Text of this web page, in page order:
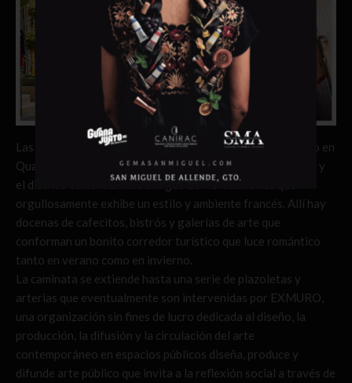
Las calles de Quebec City son un museo vivo. Compruébalo en
Quartier Petit-Champlain, la calle más visitada del destino y
el distrito comercial más antiguo de Norteamérica que
orgullosamente exhibe un estilo y ambiente francés. Allí hay
docenas de cafecitos, bistrós y galerías de arte que
conforman un bonito corredor turístico que luce romántico
tanto en verano como en invierno.
La caminata se extiende hasta una serie de plazoletas y
arterias que eventualmente son intervenidas por EXMURO,
una organización sin fines de lucro dedicada al diseño, la
producción, la difusión y la circulación del arte
contemporáneo en espacios públicos diseña, produce y
difunde arte público que invita a la reflexión social a través de